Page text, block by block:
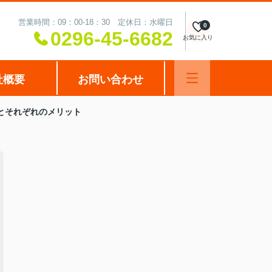
営業時間：09：00-18：30 定休日：水曜日
0296-45-6682 お気に入り
0
概要 お問い合わせ
それぞれのメリット